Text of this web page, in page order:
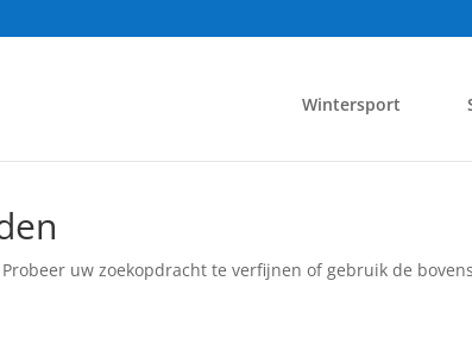
Wintersport
uw zoekopdracht te verfijnen of gebruik de